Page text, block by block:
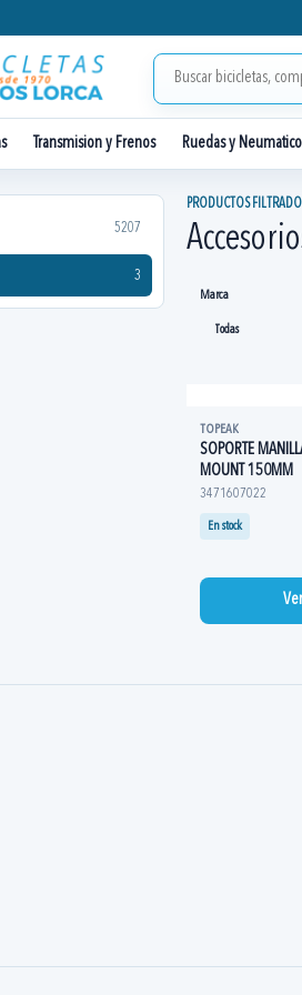
Transmision y Frenos Ruedas y
5207
3
PRODUCTOS
Marca
TOPEAK
SOPORTE
MOUNT 150MM
3471607022
En stock